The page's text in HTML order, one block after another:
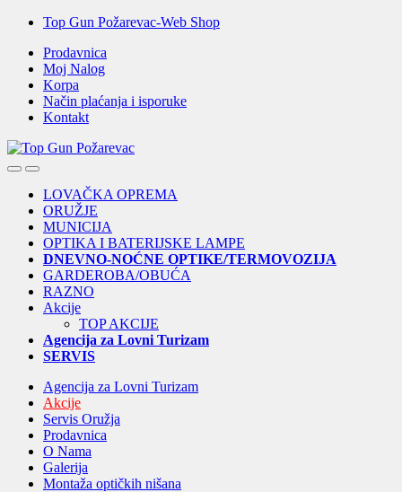
Skip
navigation
Skip
content
Top Gun Požarevac-Web Shop
Prodavnica
Moj Nalog
Korpa
Način plaćanja i isporuke
Kontakt
OpenClose
LOVAČKA OPREMA
ORUŽJE
MUNICIJA
OPTIKA I BATERIJSKE LAMPE
DNEVNO-NOĆNE OPTIKE/TERMOVOZIJA
GARDEROBA/OBUĆA
RAZNO
Akcije
TOP AKCIJE
Agencija za Lovni Turizam
SERVIS
Agencija za Lovni Turizam
Akcije
Servis Oružja
Prodavnica
O Nama
Galerija
Montaža optičkih nišana